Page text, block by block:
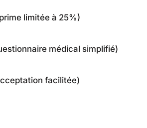
limitée à 25%)
médical simplifié)
facilitée)